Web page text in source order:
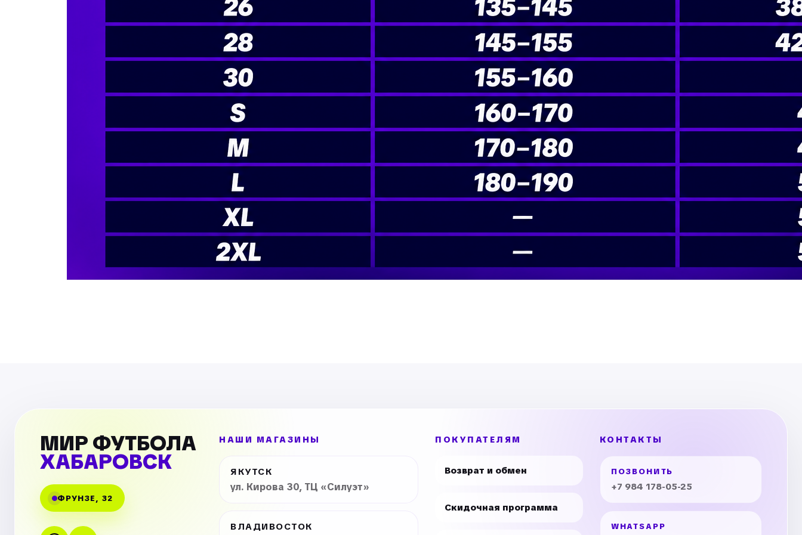
МИР ФУТБОЛА
ХАБАРОВСК
ФРУНЗЕ, 32
НАШИ МАГАЗИНЫ
ЯКУТСК
ул. Кирова 30, ТЦ «Силуэт»
ВЛАДИВОСТОК
ПОКУПАТЕЛЯМ
Возврат и обмен
Скидочная программа
КОНТАКТЫ
ПОЗВОНИТЬ
+7 984 178-05-25
WHATSAPP